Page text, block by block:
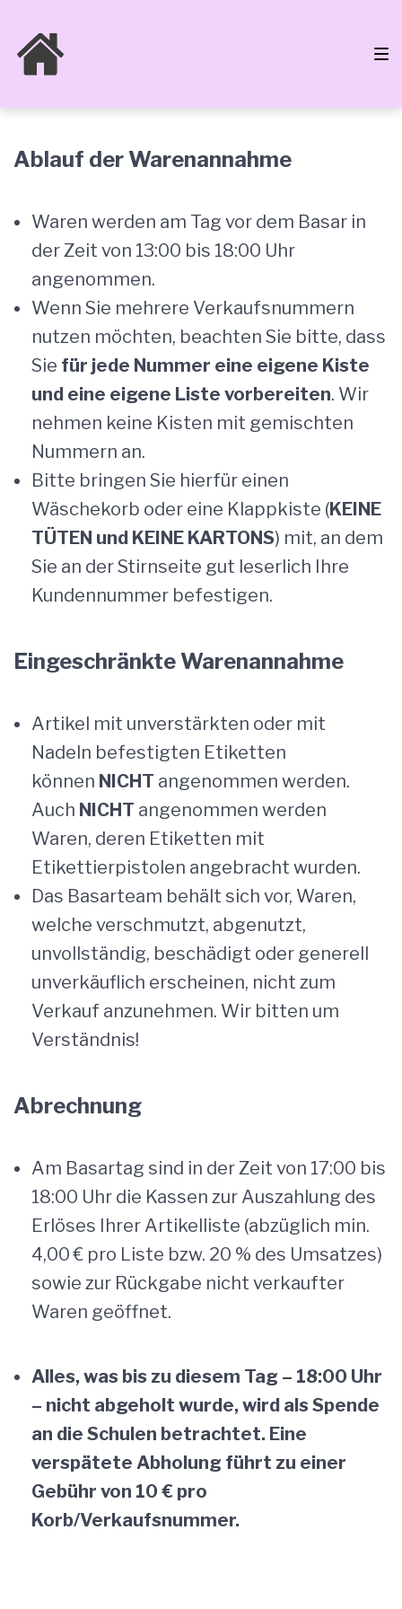
Hauptnavigation
springen
Inhalt
springen
Footer
springen
Warenannahme
/
Abrechnung
Ablauf der Warenannahme
Waren werden am Tag vor dem Basar in
der Zeit von 13:00 bis 18:00 Uhr
angenommen.
Wenn Sie mehrere Verkaufsnummern
nutzen möchten, beachten Sie bitte, dass
Sie für jede Nummer eine eigene Kiste
und eine eigene Liste vorbereiten. Wir
nehmen keine Kisten mit gemischten
Nummern an.
Bitte bringen Sie hierfür einen
Wäschekorb oder eine Klappkiste (KEINE
TÜTEN und KEINE KARTONS) mit, an dem
Sie an der Stirnseite gut leserlich Ihre
Kundennummer befestigen.
Eingeschränkte Warenannahme
Artikel mit unverstärkten oder mit
Nadeln befestigten Etiketten
können NICHT angenommen werden.
Auch NICHT angenommen werden
Waren, deren Etiketten mit
Etikettierpistolen angebracht wurden.
Das Basarteam behält sich vor, Waren,
welche verschmutzt, abgenutzt,
unvollständig, beschädigt oder generell
unverkäuflich erscheinen, nicht zum
Verkauf anzunehmen. Wir bitten um
Verständnis!
Abrechnung
Am Basartag sind in der Zeit von 17:00 bis
18:00 Uhr die Kassen zur Auszahlung des
Erlöses Ihrer Artikelliste (abzüglich min.
4,00 € pro Liste bzw. 20 % des Umsatzes)
sowie zur Rückgabe nicht verkaufter
Waren geöffnet.
Alles, was bis zu diesem Tag – 18:00 Uhr
– nicht abgeholt wurde, wird als Spende
an die Schulen betrachtet. Eine
verspätete Abholung führt zu einer
Gebühr von 10 € pro
Korb/Verkaufsnummer.